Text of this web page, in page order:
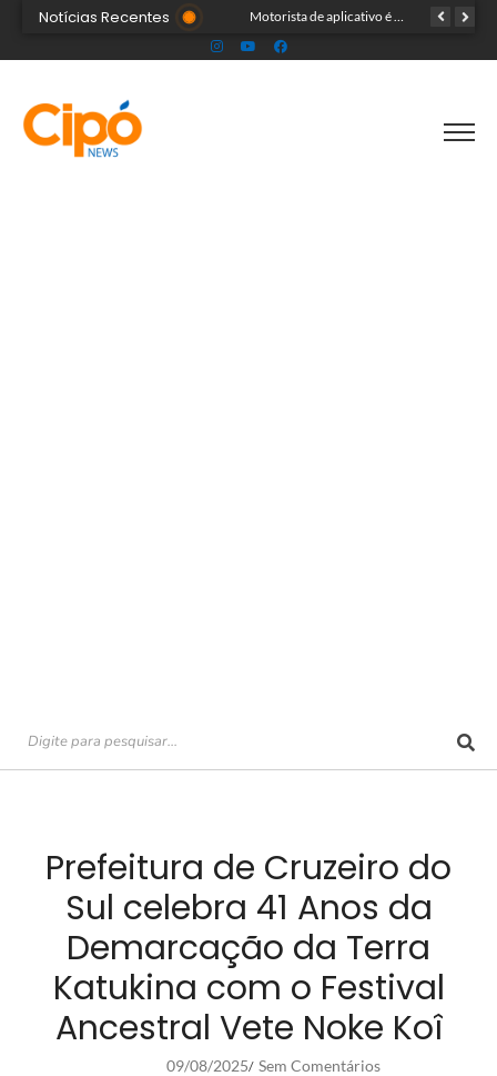
Notícias Recentes
Farmácia é arrombada e tem estoque de canetas emagrecedoras levado em Rio Branco Rainha da Expoacre 2026 é vítima de injúria racial durante evento e suspeita é presa em flagrante
Prefeitura de Cruzeiro do
Sul celebra 41 Anos da
Demarcação da Terra
Katukina com o Festival
Ancestral Vete Noke Koî
09/08/2025/ Sem Comentários